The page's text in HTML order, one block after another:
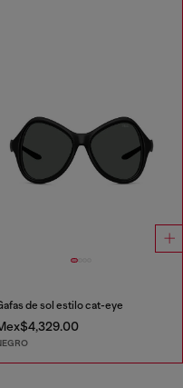
de sol estilo cat-eye